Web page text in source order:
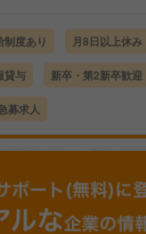
制度あり 月8日以上休み
貸与 新卒・第2新卒歓迎
募求人